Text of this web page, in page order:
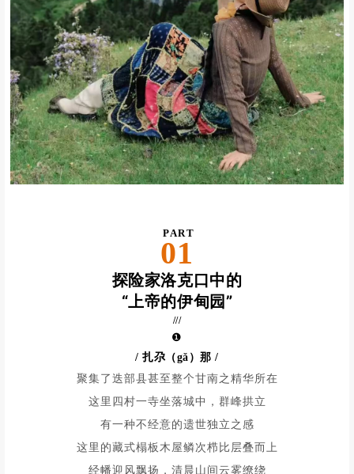
PART
01
探险家洛克口中的
“上帝的伊甸园”
///
❶
/ 扎尕（gǎ）那 /
聚集了迭部县甚至整个甘南之精华所在
这里四村一寺坐落城中， 群峰拱立
有一种不经意的遗世独立之感
这里的藏式榻板木屋鳞次栉比层叠而上
经幡迎风飘扬，清晨山间云雾缭绕